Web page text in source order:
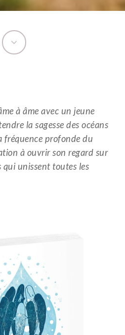
Navigate
next
section
à âme avec un jeune
la sagesse des océans
fréquence profonde du
à ouvrir son regard sur
qui unissent toutes les